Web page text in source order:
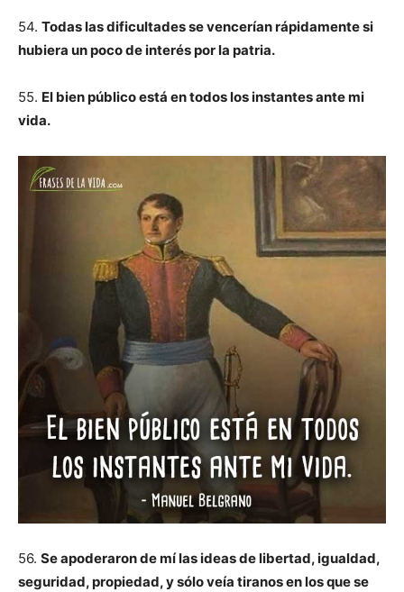
54. Todas las dificultades se vencerían rápidamente si
hubiera un poco de interés por la patria.
55. El bien público está en todos los instantes ante mi
vida.
56. Se apoderaron de mí las ideas de libertad, igualdad,
seguridad, propiedad, y sólo veía tiranos en los que se